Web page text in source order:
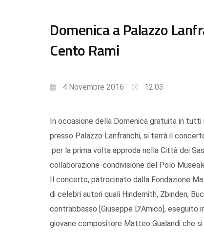
Domenica a Palazzo
Cento Rami
4 Novembre 2016 12:03
In occasione della Domenica gratuita in
presso Palazzo Lanfranchi, si terrà il
per la prima volta approda nella Città dei
collaborazione-condivisione del Polo
Il concerto, patrocinato dalla Fondazione
di celebri autori quali Hindemith, Zbinden,
contrabbasso [Giuseppe D’Amico],
giovane compositore Matteo Gualandi che